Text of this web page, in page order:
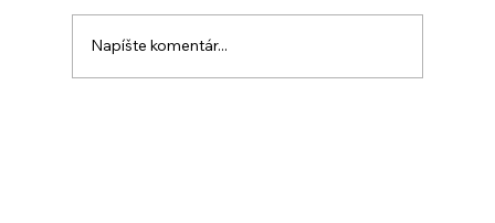
Napíšte komentár...